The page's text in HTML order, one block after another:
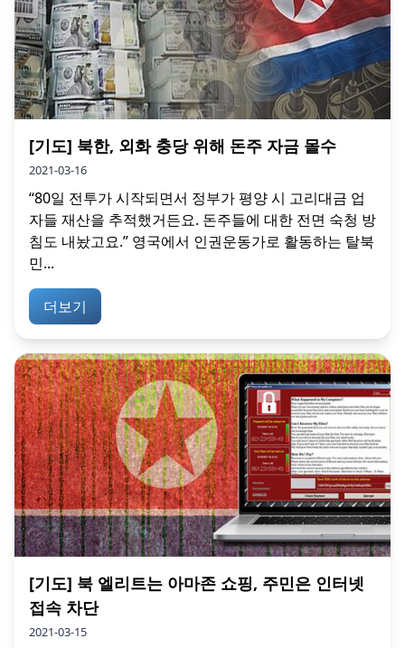
[기도] 북한, 외화 충당 위해 돈주 자금 몰수
2021-03-16
“80일 전투가 시작되면서 정부가 평양 시 고리대금 업
자들 재산을 추적했거든요. 돈주들에 대한 전면 숙청 방
침도 내놨고요.” 영국에서 인권운동가로 활동하는 탈북
민...
더보기
[기도] 북 엘리트는 아마존 쇼핑, 주민은 인터넷
접속 차단
2021-03-15